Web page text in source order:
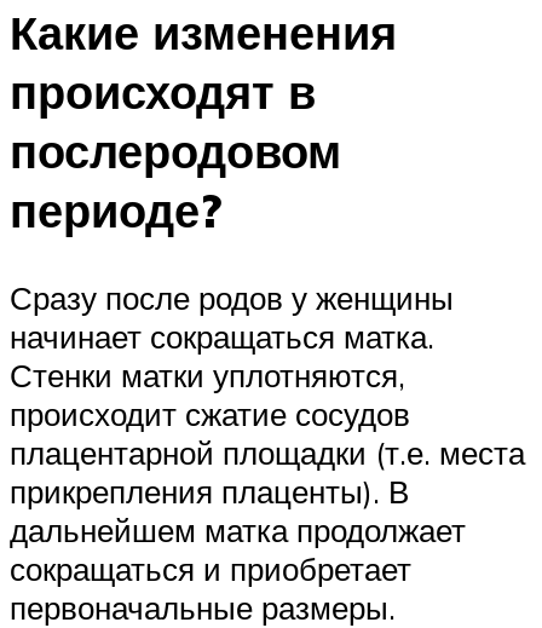
Какие изменения
происходят в
послеродовом
периоде?
Сразу после родов у женщины
начинает сокращаться матка.
Стенки матки уплотняются,
происходит сжатие сосудов
плацентарной площадки (т.е. места
прикрепления плаценты). В
дальнейшем матка продолжает
сокращаться и приобретает
первоначальные размеры.